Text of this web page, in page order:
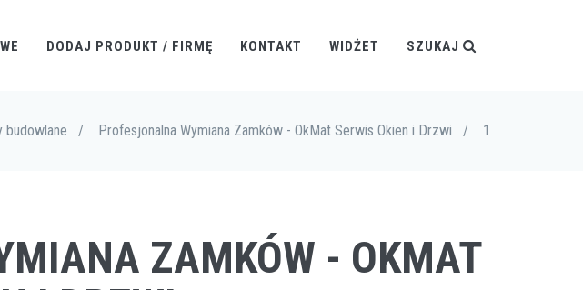
DODAJ PRODUKT / FIRMĘ KONTAKT WIDŻET SZUKAJ
budowlane / Profesjonalna Wymiana Zamków - OkMat Serwis Okien i Drzwi / 1
ZAMKÓW - OKMAT